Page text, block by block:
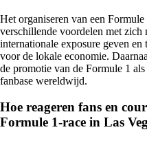
Het organiseren van een
verschillende voordelen met zich
internationale exposure geven
voor de lokale economie.
de promotie van de Formule 1
fanbase wereldwijd.
Hoe reageren fans en
Formule 1-race in Las